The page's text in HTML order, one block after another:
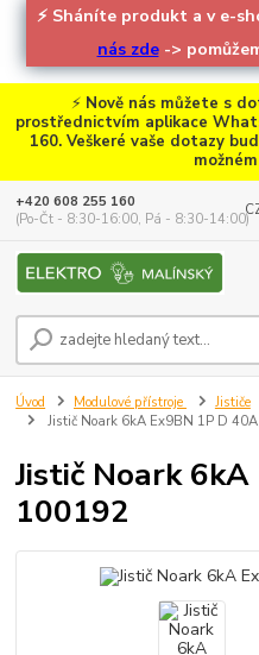
⚡ Sháníte produkt a v e-
nás zde->
⚡ Nově nás můžete s
prostřednictvím aplikace
160. Veškeré vaše dotazy
+420 608 255 160
(Po-Čt - 8:30-16:00, Pá - 8:30-14:00)
Úvod Modulové přístroje Jističe
Jistič Noark 6kA Ex9BN 1P D
Jistič Noark
100192